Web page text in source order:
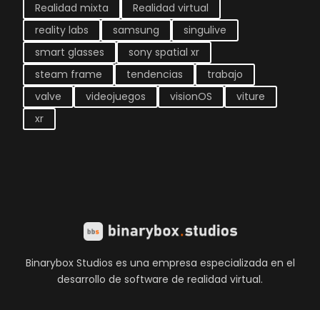
Realidad mixta
Realidad virtual
reality labs
samsung
singulive
smart glasses
sony spatial xr
steam frame
tendencias
trabajo
valve
videojuegos visionOS
viture
xr
Binarybox Studios es una empresa especializada en el
desarrollo de software de realidad virtual.